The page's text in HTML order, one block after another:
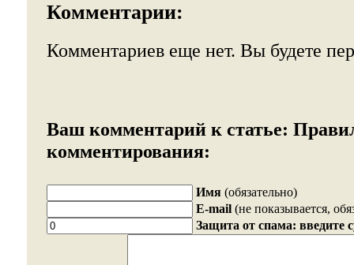
Комментарии:
Комментариев еще нет. Вы будете
Ваш комментарий к статье:
комментирования:
Имя (обязательно)
E-mail (не показывается,
Защита от спама: введите